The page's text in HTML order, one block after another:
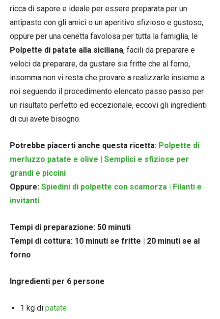
ricca di sapore e ideale per essere preparata per un
antipasto con gli amici o un aperitivo sfizioso e gustoso,
oppure per una cenetta favolosa per tutta la famiglia, le
Polpette di patate alla siciliana, facili da preparare e
veloci da preparare, da gustare sia fritte che al forno,
insomma non vi resta che provare a realizzarle insieme a
noi seguendo il procedimento elencato passo passo per
un risultato perfetto ed eccezionale, eccovi gli ingredienti
di cui avete bisogno.
Potrebbe piacerti anche questa ricetta: Polpette di
merluzzo patate e olive | Semplici e sfiziose per
grandi e piccini
Oppure: Spiedini di polpette con scamorza | Filanti e
invitanti
Tempi di preparazione: 50 minuti
Tempi di cottura: 10 minuti se fritte | 20 minuti se al
forno
Ingredienti per 6 persone
1 kg di patate